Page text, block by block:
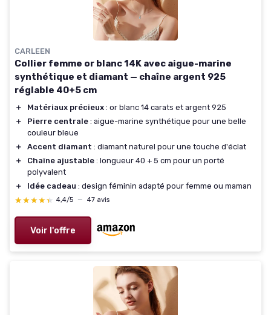
CARLEEN
Collier femme or blanc 14K avec aigue-marine
synthétique et diamant — chaîne argent 925
réglable 40+5 cm
＋ Matériaux précieux : or blanc 14 carats et argent 925
＋
Pierre centrale : aigue-marine synthétique pour une belle
couleur bleue
＋
Accent diamant : diamant naturel pour une touche d'éclat
＋
Chaîne ajustable : longueur 40 + 5 cm pour un porté
polyvalent
＋
Idée cadeau : design féminin adapté pour femme ou maman
★★★★★
★★★★★ 4,4/5 — 47 avis
Voir l'offre